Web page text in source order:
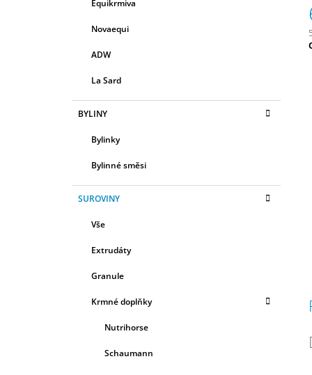
Equikrmiva
Novaequi
ADW
La Sard
BYLINY
Bylinky
Bylinné směsi
SUROVINY
Vše
Extrudáty
Granule
Krmné doplňky
Nutrihorse
Schaumann
580 Kč